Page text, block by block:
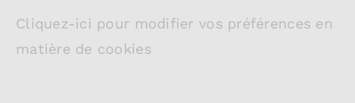
Cliquez-ici pour modifier vos préférences en
matière de cookies